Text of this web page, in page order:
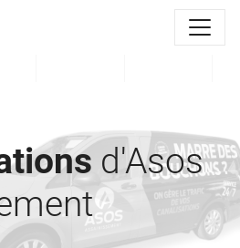
d'Asos